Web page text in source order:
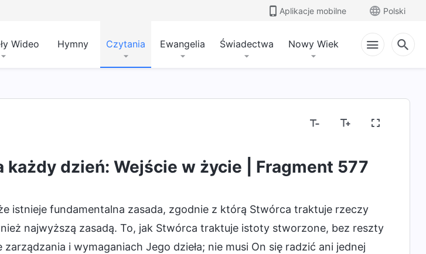
Aplikacje mobilne Polski
Wideo Hymny Czytania Ewangelia Świadectwa Nowy Wiek
każdy dzień: Wejście w życie | Fragment 577
istnieje fundamentalna zasada, zgodnie z którą Stwórca traktuje rzeczy
najwyższą zasadą. To, jak Stwórca traktuje istoty stworzone, bez reszty
zarządzania i wymaganiach Jego dzieła; nie musi On się radzić ani jednej